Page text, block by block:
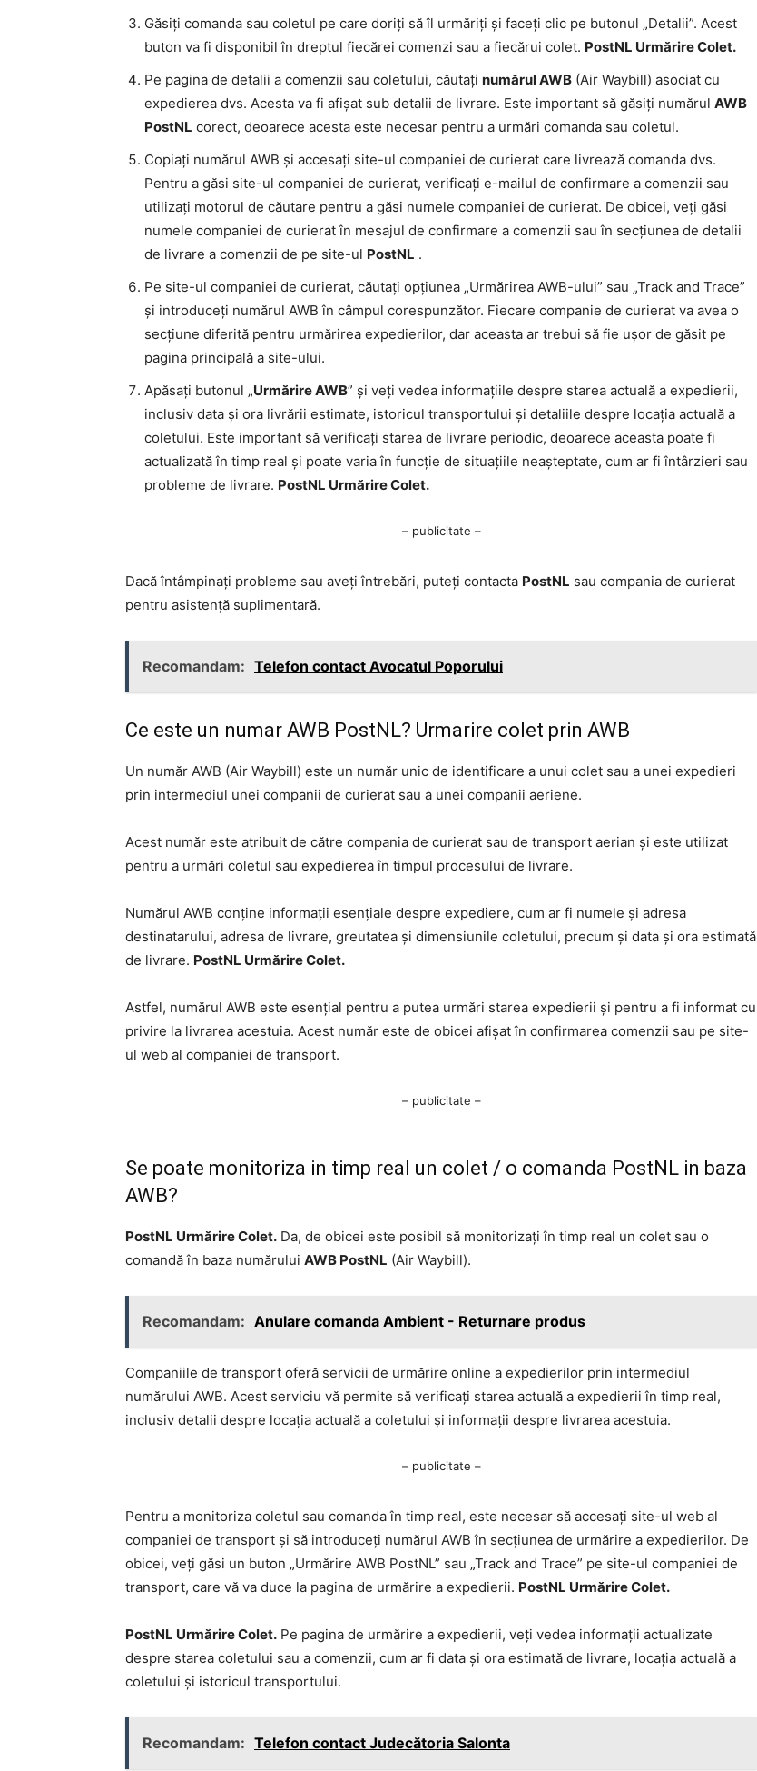
Găsiți comanda sau coletul pe care doriți să îl urmăriți și faceți clic pe butonul „Detalii”. Acest
buton va fi disponibil în dreptul fiecărei comenzi sau a fiecărui colet. PostNL Urmărire Colet.
Pe pagina de detalii a comenzii sau coletului, căutați numărul AWB (Air Waybill) asociat cu
expedierea dvs. Acesta va fi afișat sub detalii de livrare. Este important să găsiți numărul AWB
PostNL corect, deoarece acesta este necesar pentru a urmări comanda sau coletul.
Copiați numărul AWB și accesați site-ul companiei de curierat care livrează comanda dvs.
Pentru a găsi site-ul companiei de curierat, verificați e-mailul de confirmare a comenzii sau
utilizați motorul de căutare pentru a găsi numele companiei de curierat. De obicei, veți găsi
numele companiei de curierat în mesajul de confirmare a comenzii sau în secțiunea de detalii
de livrare a comenzii de pe site-ul PostNL .
Pe site-ul companiei de curierat, căutați opțiunea „Urmărirea AWB-ului” sau „Track and Trace”
și introduceți numărul AWB în câmpul corespunzător. Fiecare companie de curierat va avea o
secțiune diferită pentru urmărirea expedierilor, dar aceasta ar trebui să fie ușor de găsit pe
pagina principală a site-ului.
Apăsați butonul „Urmărire AWB” și veți vedea informațiile despre starea actuală a expedierii,
inclusiv data și ora livrării estimate, istoricul transportului și detaliile despre locația actuală a
coletului. Este important să verificați starea de livrare periodic, deoarece aceasta poate fi
actualizată în timp real și poate varia în funcție de situațiile neașteptate, cum ar fi întârzieri sau
probleme de livrare. PostNL Urmărire Colet.
– publicitate –
Dacă întâmpinați probleme sau aveți întrebări, puteți contacta PostNL sau compania de curierat
pentru asistență suplimentară.
Recomandam: Telefon contact Avocatul Poporului
Ce este un numar AWB PostNL? Urmarire colet prin AWB
Un număr AWB (Air Waybill) este un număr unic de identificare a unui colet sau a unei expedieri
prin intermediul unei companii de curierat sau a unei companii aeriene.
Acest număr este atribuit de către compania de curierat sau de transport aerian și este utilizat
pentru a urmări coletul sau expedierea în timpul procesului de livrare.
Numărul AWB conține informații esențiale despre expediere, cum ar fi numele și adresa
destinatarului, adresa de livrare, greutatea și dimensiunile coletului, precum și data și ora estimată
de livrare. PostNL Urmărire Colet.
Astfel, numărul AWB este esențial pentru a putea urmări starea expedierii și pentru a fi informat cu
privire la livrarea acestuia. Acest număr este de obicei afișat în confirmarea comenzii sau pe site-
ul web al companiei de transport.
– publicitate –
Se poate monitoriza in timp real un colet / o comanda PostNL in baza
AWB?
PostNL Urmărire Colet. Da, de obicei este posibil să monitorizați în timp real un colet sau o
comandă în baza numărului AWB PostNL (Air Waybill).
Recomandam: Anulare comanda Ambient - Returnare produs
Companiile de transport oferă servicii de urmărire online a expedierilor prin intermediul
numărului AWB. Acest serviciu vă permite să verificați starea actuală a expedierii în timp real,
inclusiv detalii despre locația actuală a coletului și informații despre livrarea acestuia.
– publicitate –
Pentru a monitoriza coletul sau comanda în timp real, este necesar să accesați site-ul web al
companiei de transport și să introduceți numărul AWB în secțiunea de urmărire a expedierilor. De
obicei, veți găsi un buton „Urmărire AWB PostNL” sau „Track and Trace” pe site-ul companiei de
transport, care vă va duce la pagina de urmărire a expedierii. PostNL Urmărire Colet.
PostNL Urmărire Colet. Pe pagina de urmărire a expedierii, veți vedea informații actualizate
despre starea coletului sau a comenzii, cum ar fi data și ora estimată de livrare, locația actuală a
coletului și istoricul transportului.
Recomandam: Telefon contact Judecătoria Salonta